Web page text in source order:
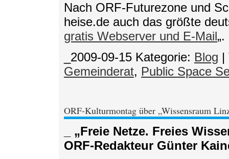
Nach ORF-Futurezone und
heise.de auch das größte
gratis Webserver und E-Mail„.
_2009-09-15 Kategorie: Blog |
Gemeinderat, Public Space
ORF-Kulturmontag über „Wissensraum
_ „Freie Netze. Freies
ORF-Redakteur Günter